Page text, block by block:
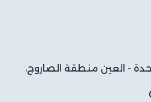
- العين منطقة الصاروج،